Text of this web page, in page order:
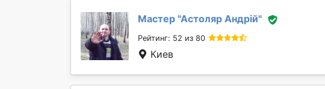
Мастер "Астоляр Андрій"
Рейтинг: 52 из 80
Киев